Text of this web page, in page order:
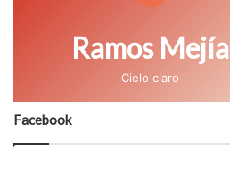
Ramos Mejía
Cielo claro
Facebook